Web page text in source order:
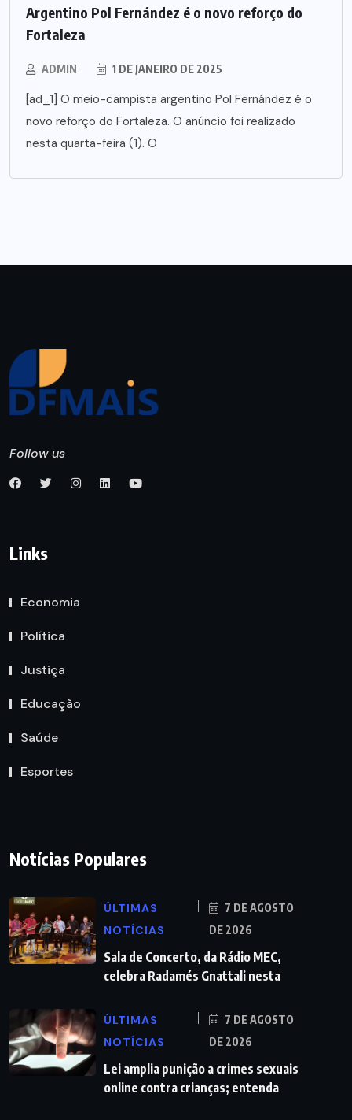
Argentino Pol Fernández é o novo reforço do
Fortaleza
ADMIN 1 DE JANEIRO DE 2025
[ad_1] O meio-campista argentino Pol Fernández é o
novo reforço do Fortaleza. O anúncio foi realizado
nesta quarta-feira (1). O
Follow us
Links
Economia
Política
Justiça
Educação
Saúde
Esportes
Notícias Populares
ÚLTIMAS
NOTÍCIAS
7 DE AGOSTO
DE 2026
Sala de Concerto, da Rádio MEC,
celebra Radamés Gnattali nesta
ÚLTIMAS
NOTÍCIAS
7 DE AGOSTO
DE 2026
Lei amplia punição a crimes sexuais
online contra crianças; entenda